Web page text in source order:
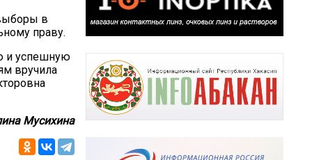
в
праву.
и успешную
вручила
Мусихина